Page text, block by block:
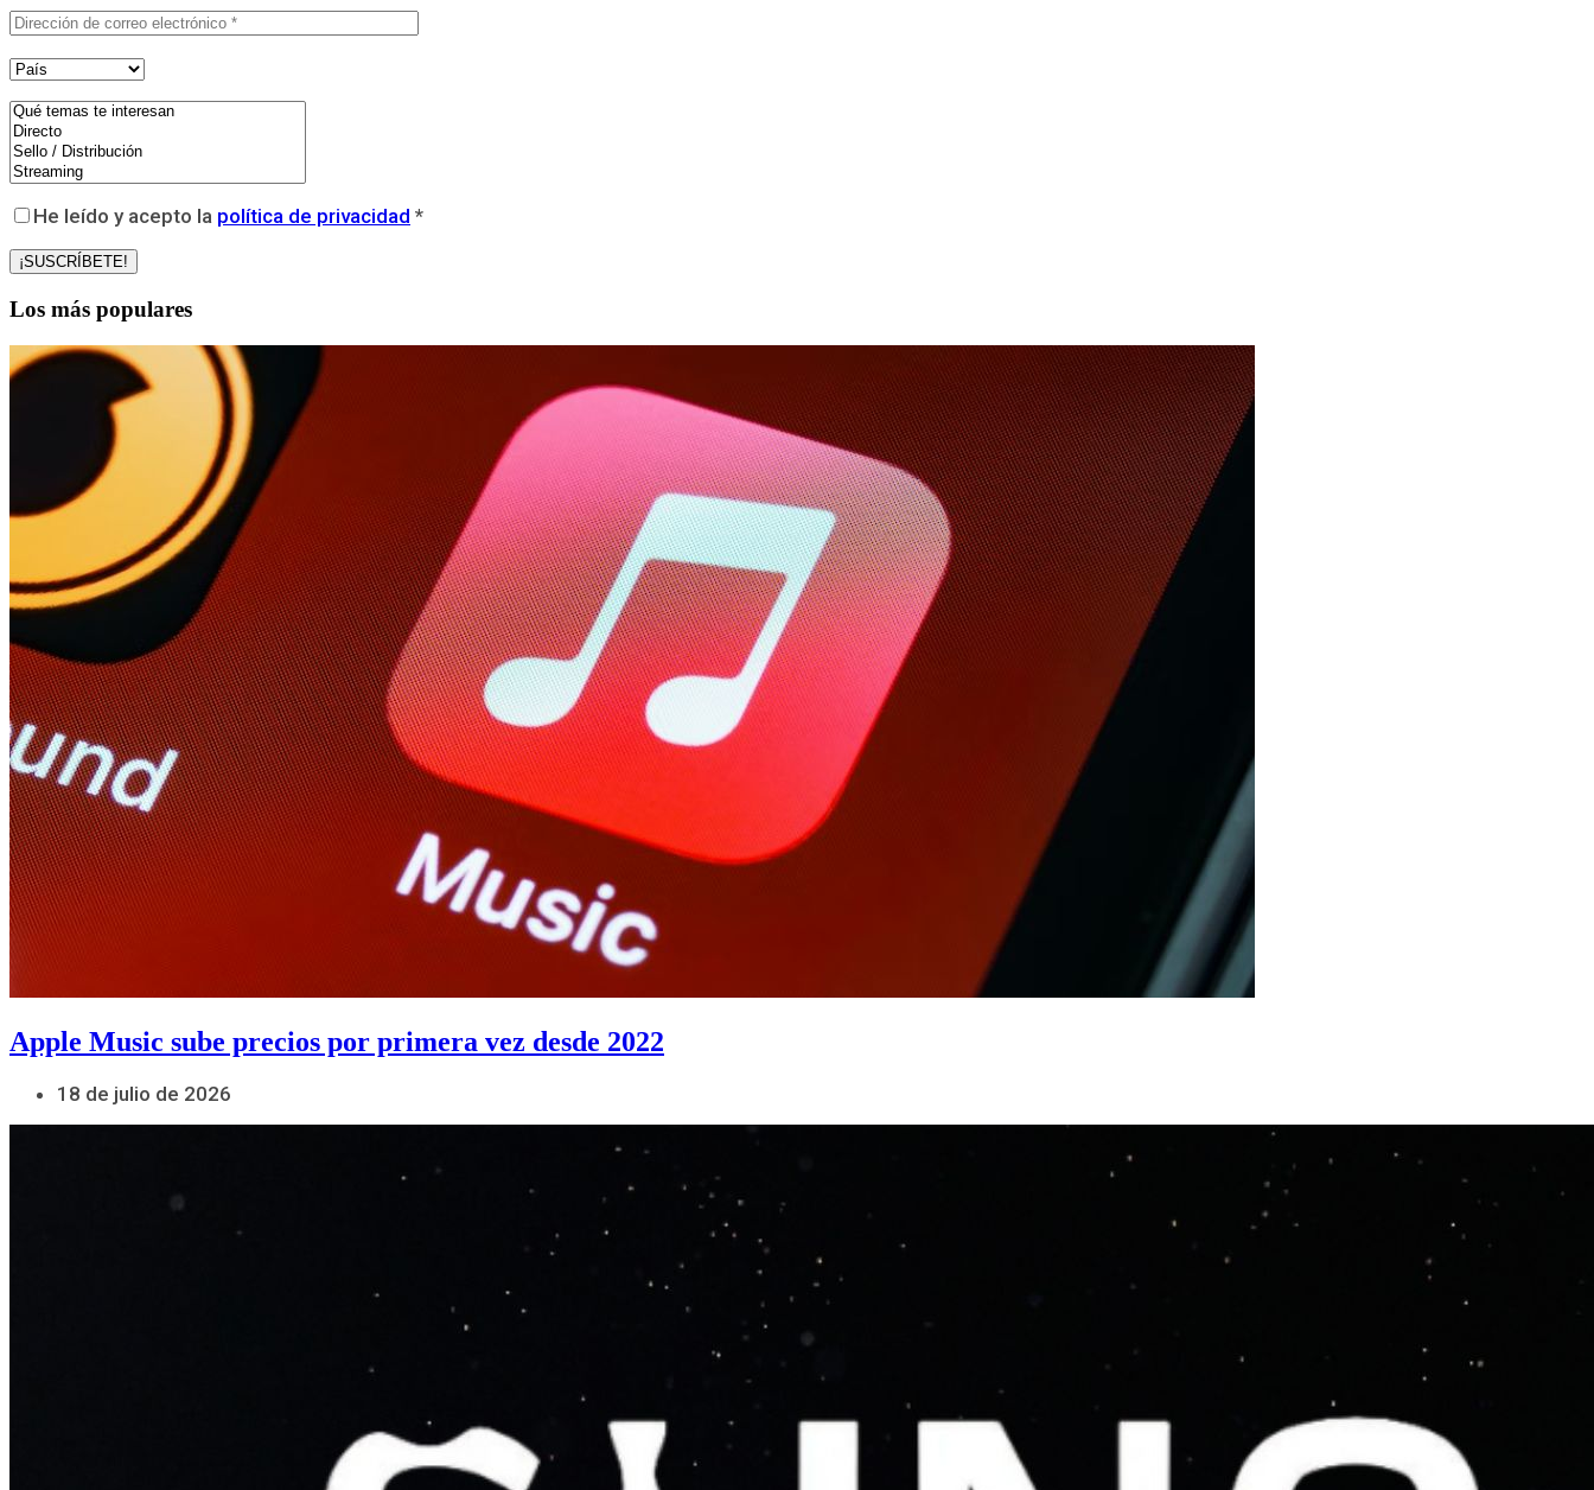
He leído y acepto la política de privacidad *
Los más populares
Apple Music sube precios por primera vez desde 2022
18 de julio de 2026